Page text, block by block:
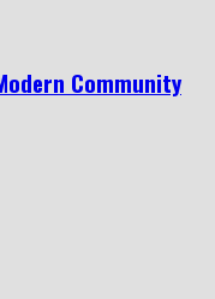
Community